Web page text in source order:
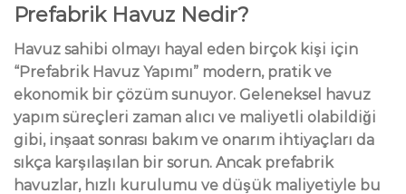
Prefabrik Havuz Nedir?
Havuz sahibi olmayı hayal eden birçok kişi için
“Prefabrik Havuz Yapımı” modern, pratik ve
ekonomik bir çözüm sunuyor. Geleneksel havuz
yapım süreçleri zaman alıcı ve maliyetli olabildiği
gibi, inşaat sonrası bakım ve onarım ihtiyaçları da
sıkça karşılaşılan bir sorun. Ancak prefabrik
havuzlar, hızlı kurulumu ve düşük maliyetiyle bu